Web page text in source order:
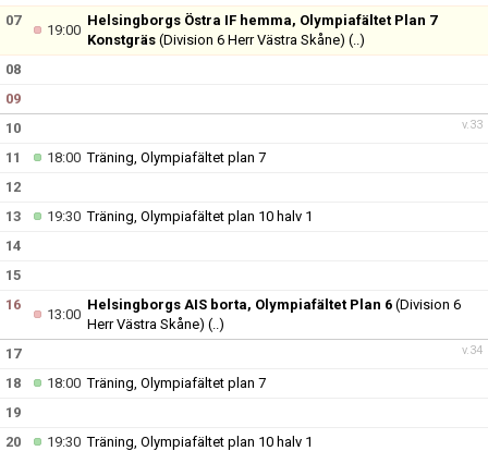
MATCHER
07
19:00
Helsingborgs Östra IF hemma, Olympiafältet Plan 7
Konstgräs (Division 6 Herr Västra Skåne) (..)
08
09
v.33
10
11
18:00Träning, Olympiafältet plan 7
12
13
19:30Träning, Olympiafältet plan 10 halv 1
14
15
16
13:00
Helsingborgs AIS borta, Olympiafältet Plan 6 (Division 6
Herr Västra Skåne) (..)
v.34
17
18
18:00Träning, Olympiafältet plan 7
19
20
19:30Träning, Olympiafältet plan 10 halv 1